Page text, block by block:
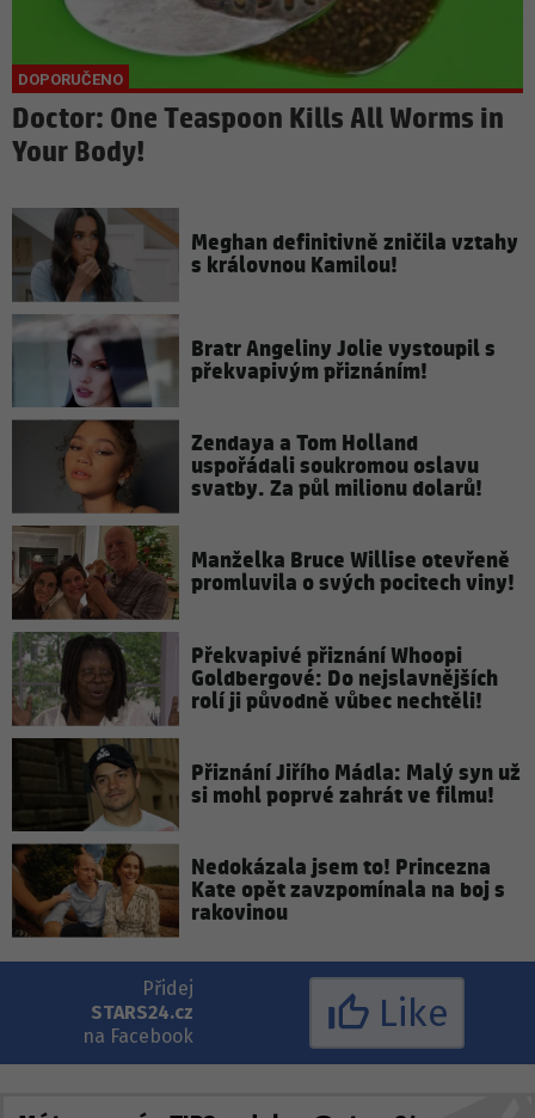
Doctor: One Teaspoon Kills All Worms in
Your Body!
Meghan definitivně zničila vztahy
s královnou Kamilou!
Bratr Angeliny Jolie vystoupil s
překvapivým přiznáním!
Zendaya a Tom Holland
uspořádali soukromou oslavu
svatby. Za půl milionu dolarů!
Manželka Bruce Willise otevřeně
promluvila o svých pocitech viny!
Překvapivé přiznání Whoopi
Goldbergové: Do nejslavnějších
rolí ji původně vůbec nechtěli!
Přiznání Jiřího Mádla: Malý syn už
si mohl poprvé zahrát ve filmu!
Nedokázala jsem to! Princezna
Kate opět zavzpomínala na boj s
rakovinou
Přidej
STARS24.cz
na Facebook
Like